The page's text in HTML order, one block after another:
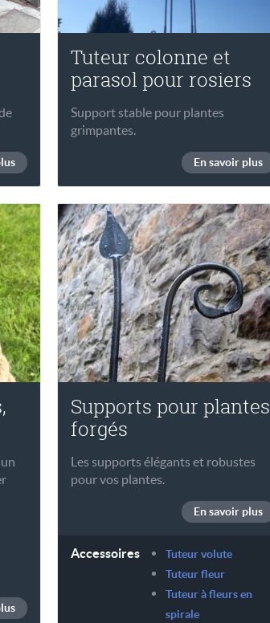
Tuteur colonne et
parasol pour rosiers
Support stable pour plantes
grimpantes.
En savoir plus
Supports pour plantes
forgés
Les supports élégants et robustes
pour vos plantes.
En savoir plus
Accessoires
Tuteur volute
Tuteur fleur
Tuteur à fleurs en
spirale